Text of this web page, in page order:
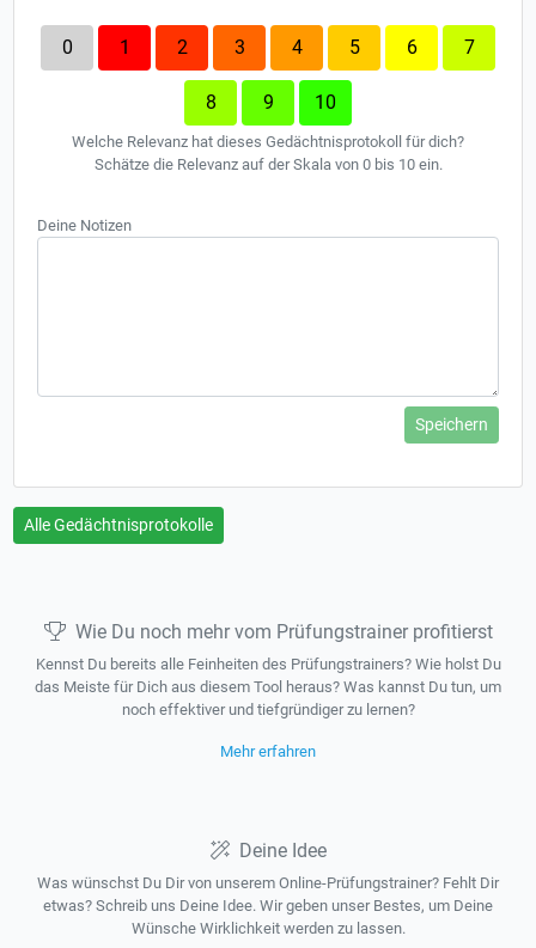
0 1 2 3 4 5 6 7
8 9 10
Welche Relevanz hat dieses Gedächtnisprotokoll für dich?
Schätze die Relevanz auf der Skala von 0 bis 10 ein.
Deine Notizen
Speichern
Alle Gedächtnisprotokolle
Wie Du noch mehr vom Prüfungstrainer profitierst
Kennst Du bereits alle Feinheiten des Prüfungstrainers? Wie holst Du
das Meiste für Dich aus diesem Tool heraus? Was kannst Du tun, um
noch effektiver und tiefgründiger zu lernen?
Mehr erfahren
Deine Idee
Was wünschst Du Dir von unserem Online-Prüfungstrainer? Fehlt Dir
etwas? Schreib uns Deine Idee. Wir geben unser Bestes, um Deine
Wünsche Wirklichkeit werden zu lassen.